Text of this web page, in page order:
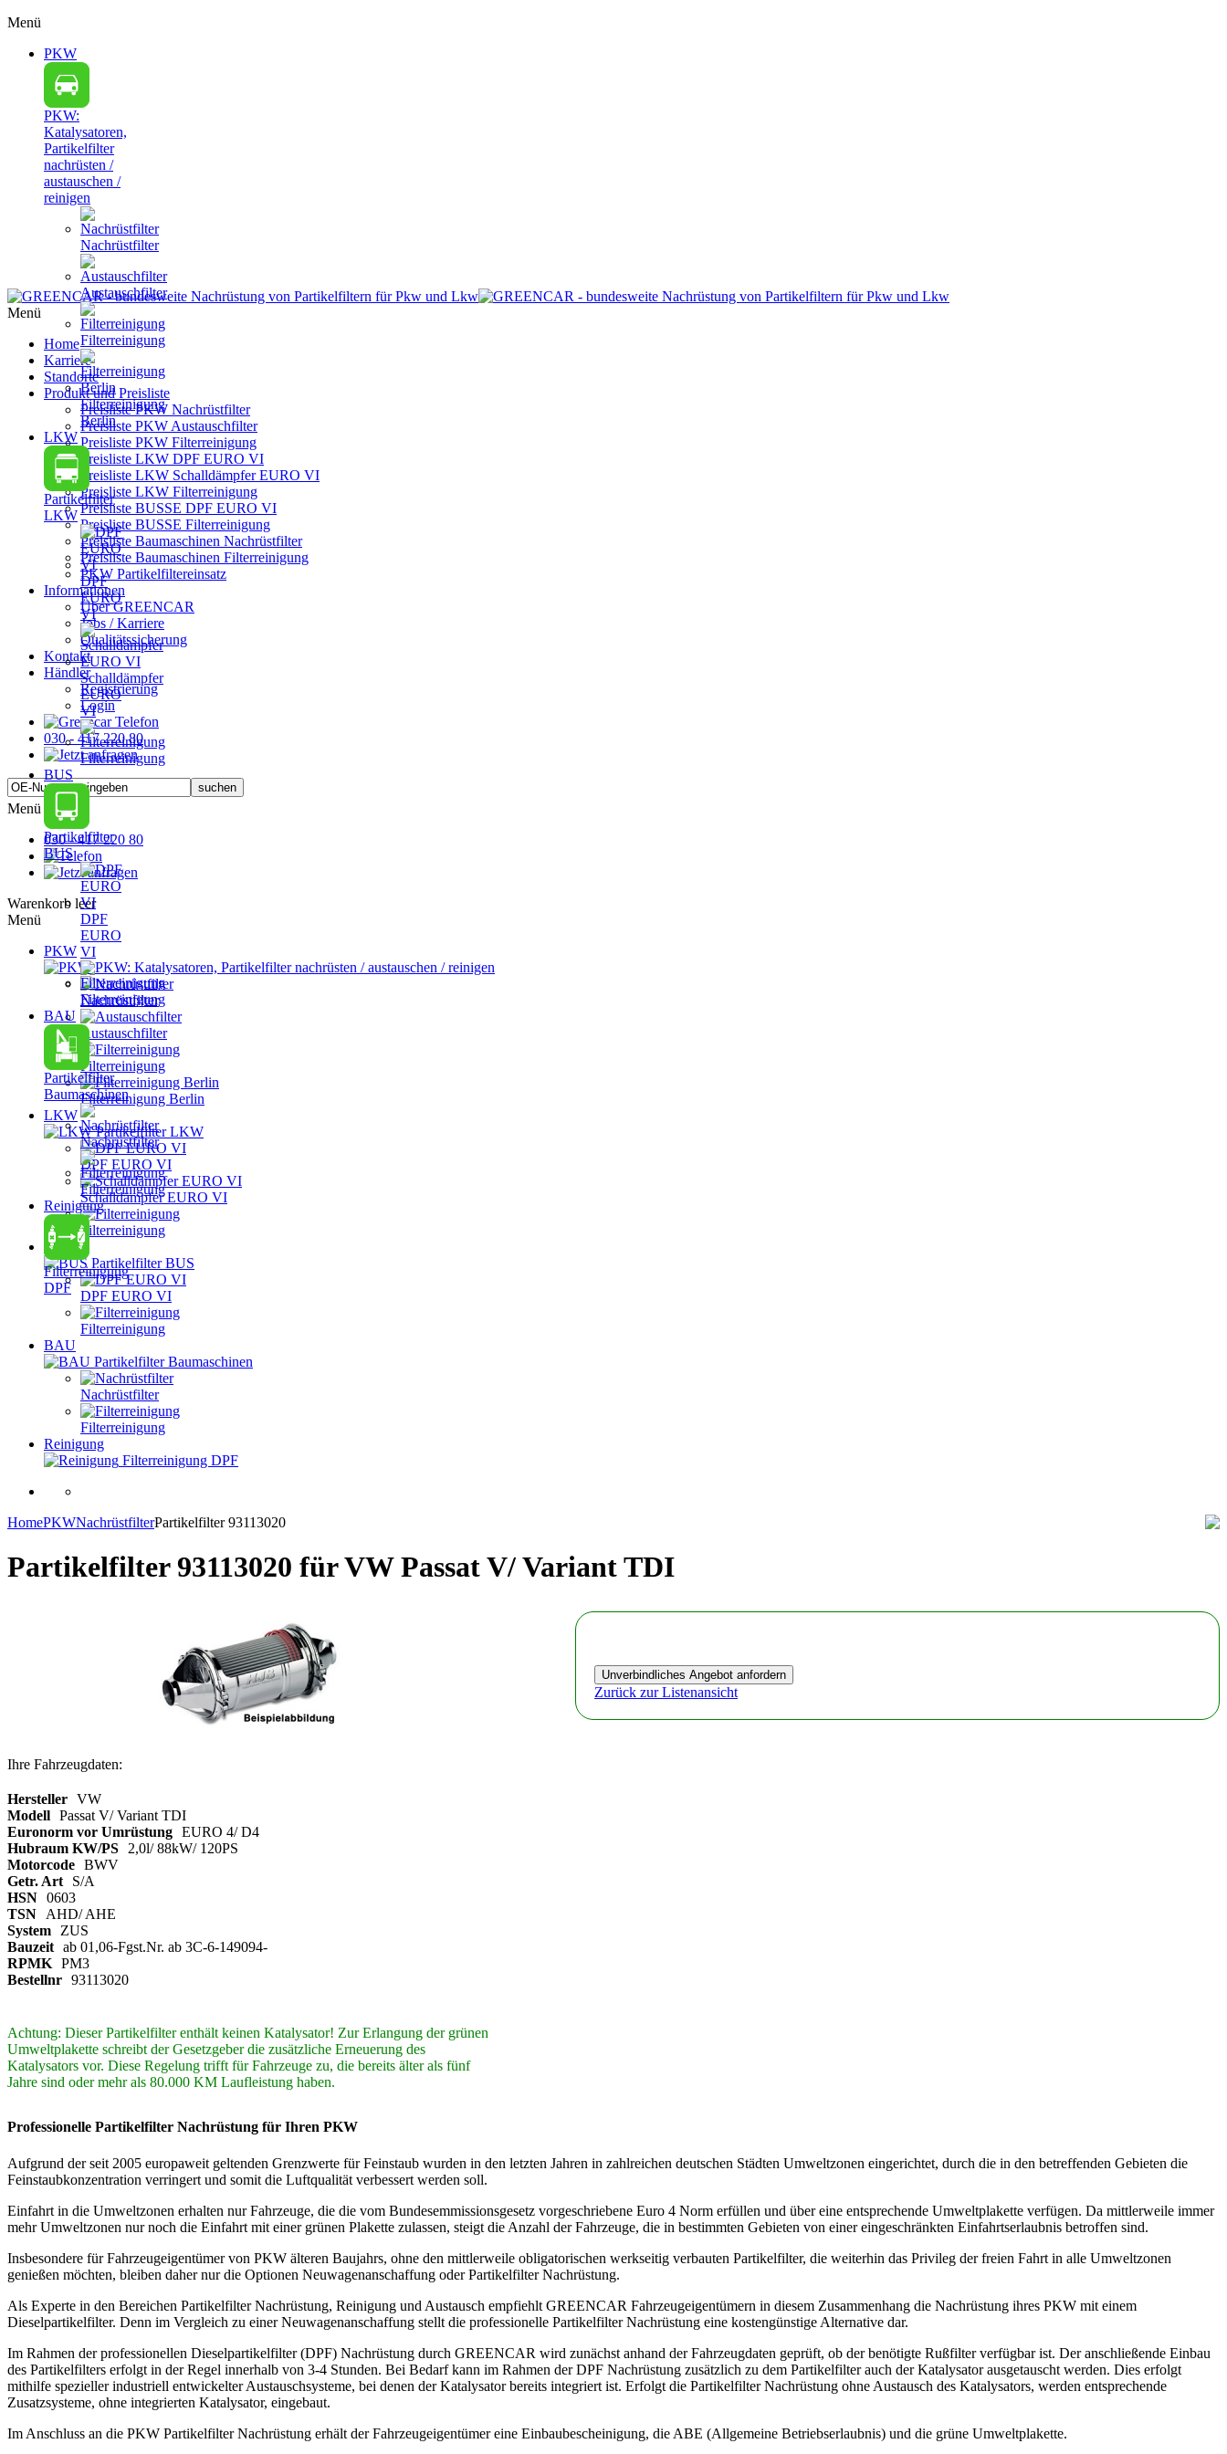
Menü
PKW
PKW:
Katalysatoren,
Partikelfilter
nachrüsten /
austauschen /
reinigen
Nachrüstfilter
Austauschfilter
Filterreinigung
Filterreinigung
Berlin
LKW
Partikelfilter
LKW
DPF
EURO
VI
Schalldämpfer
EURO
VI
Filterreinigung
BUS
Partikelfilter
BUS
DPF
EURO
VI
Filterreinigung
BAU
Partikelfilter
Baumaschinen
Nachrüstfilter
Filterreinigung
Reinigung
Filterreinigung
DPF
Menü
Home
Karriere
Standorte
Produkt und Preisliste
Preisliste PKW Nachrüstfilter
Preisliste PKW Austauschfilter
Preisliste PKW Filterreinigung
Preisliste LKW DPF EURO VI
Preisliste LKW Schalldämpfer EURO VI
Preisliste LKW Filterreinigung
Preisliste BUSSE DPF EURO VI
Preisliste BUSSE Filterreinigung
Preisliste Baumaschinen Nachrüstfilter
Preisliste Baumaschinen Filterreinigung
PKW Partikelfiltereinsatz
Informationen
Über GREENCAR
Jobs / Karriere
Qualitätssicherung
Kontakt
Händler
Registrierung
Login
030 - 417 220 80
Menü
030 - 417 220 80
Warenkorb leer
Menü
PKW
PKW: Katalysatoren, Partikelfilter nachrüsten / austauschen / reinigen
Nachrüstfilter
Austauschfilter
Filterreinigung
Filterreinigung Berlin
LKW
Partikelfilter LKW
DPF EURO VI
Schalldämpfer EURO VI
Filterreinigung
BUS
Partikelfilter BUS
DPF EURO VI
Filterreinigung
BAU
Partikelfilter Baumaschinen
Nachrüstfilter
Filterreinigung
Reinigung
Filterreinigung DPF
HomePKWNachrüstfilterPartikelfilter 93113020
Partikelfilter 93113020 für VW Passat V/ Variant TDI
Ihre Fahrzeugdaten:
Hersteller VW
Modell Passat V/ Variant TDI
Euronorm vor Umrüstung EURO 4/ D4
Hubraum KW/PS
2,0l/ 88kW/ 120PS
Motorcode BWV
Getr. Art
S/A
HSN 0603
TSN
AHD/ AHE
System
ZUS
Bauzeit ab 01,06-Fgst.Nr. ab 3C-6-149094-
RPMK PM3
Bestellnr 93113020
Achtung: Dieser Partikelfilter enthält keinen Katalysator! Zur Erlangung der grünen
Umweltplakette schreibt der Gesetzgeber die zusätzliche Erneuerung des
Katalysators vor. Diese Regelung trifft für Fahrzeuge zu, die bereits älter als fünf
Jahre sind oder mehr als 80.000 KM Laufleistung haben.
Zurück zur Listenansicht
Professionelle Partikelfilter Nachrüstung für Ihren PKW
Aufgrund der seit 2005 europaweit geltenden Grenzwerte für Feinstaub wurden in den letzten Jahren in zahlreichen deutschen Städten Umweltzonen eingerichtet, durch die in den betreffenden Gebieten die
Feinstaubkonzentration verringert und somit die Luftqualität verbessert werden soll.
Einfahrt in die Umweltzonen erhalten nur Fahrzeuge, die die vom Bundesemmissionsgesetz vorgeschriebene Euro 4 Norm erfüllen und über eine entsprechende Umweltplakette verfügen. Da mittlerweile immer
mehr Umweltzonen nur noch die Einfahrt mit einer grünen Plakette zulassen, steigt die Anzahl der Fahrzeuge, die in bestimmten Gebieten von einer eingeschränkten Einfahrtserlaubnis betroffen sind.
Insbesondere für Fahrzeugeigentümer von PKW älteren Baujahrs, ohne den mittlerweile obligatorischen werkseitig verbauten Partikelfilter, die weiterhin das Privileg der freien Fahrt in alle Umweltzonen
genießen möchten, bleiben daher nur die Optionen Neuwagenanschaffung oder Partikelfilter Nachrüstung.
Als Experte in den Bereichen Partikelfilter Nachrüstung, Reinigung und Austausch empfiehlt GREENCAR Fahrzeugeigentümern in diesem Zusammenhang die Nachrüstung ihres PKW mit einem
Dieselpartikelfilter. Denn im Vergleich zu einer Neuwagenanschaffung stellt die professionelle Partikelfilter Nachrüstung eine kostengünstige Alternative dar.
Im Rahmen der professionellen Dieselpartikelfilter (DPF) Nachrüstung durch GREENCAR wird zunächst anhand der Fahrzeugdaten geprüft, ob der benötigte Rußfilter verfügbar ist. Der anschließende Einbau
des Partikelfilters erfolgt in der Regel innerhalb von 3-4 Stunden. Bei Bedarf kann im Rahmen der DPF Nachrüstung zusätzlich zu dem Partikelfilter auch der Katalysator ausgetauscht werden. Dies erfolgt
mithilfe spezieller industriell entwickelter Austauschsysteme, bei denen der Katalysator bereits integriert ist. Erfolgt die Partikelfilter Nachrüstung ohne Austausch des Katalysators, werden entsprechende
Zusatzsysteme, ohne integrierten Katalysator, eingebaut.
Im Anschluss an die PKW Partikelfilter Nachrüstung erhält der Fahrzeugeigentümer eine Einbaubescheinigung, die ABE (Allgemeine Betriebserlaubnis) und die grüne Umweltplakette.